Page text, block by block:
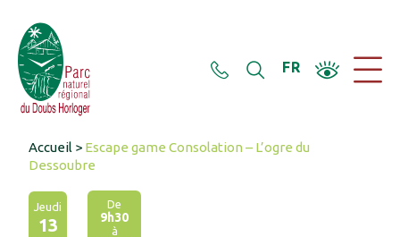
FR
Accueil > Escape game Consolation – L’ogre du
Dessoubre
Jeudi
13
De
9h30
à